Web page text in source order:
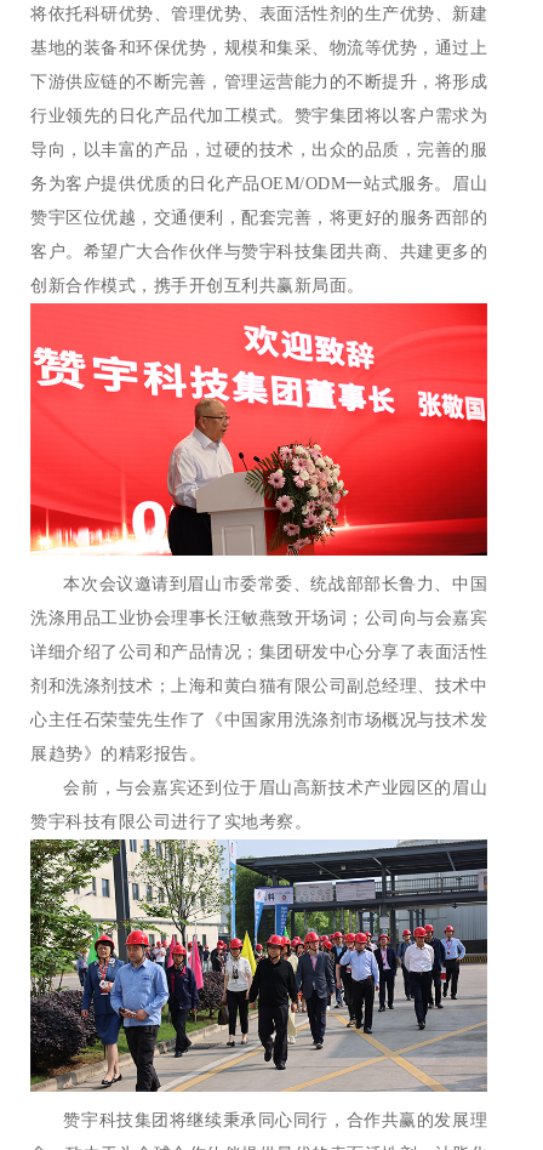
将依托科研优势、管理优势、表面活性剂的生产优势、新建
基地的装备和环保优势，规模和集采、物流等优势，通过上
下游供应链的不断完善，管理运营能力的不断提升，将形成
行业领先的日化产品代加工模式。赞宇集团将以客户需求为
导向，以丰富的产品，过硬的技术，出众的品质，完善的服
务为客户提供优质的日化产品OEM/ODM一站式服务。眉山
赞宇区位优越，交通便利，配套完善，将更好的服务西部的
客户。希望广大合作伙伴与赞宇科技集团共商、共建更多的
创新合作模式，携手开创互利共赢新局面。
本次会议邀请到眉山市委常委、统战部部长鲁力、中国
洗涤用品工业协会理事长汪敏燕致开场词；公司向与会嘉宾
详细介绍了公司和产品情况；集团研发中心分享了表面活性
剂和洗涤剂技术；上海和黄白猫有限公司副总经理、技术中
心主任石荣莹先生作了《中国家用洗涤剂市场概况与技术发
展趋势》的精彩报告。
会前，与会嘉宾还到位于眉山高新技术产业园区的眉山
赞宇科技有限公司进行了实地考察。
赞宇科技集团将继续秉承同心同行，合作共赢的发展理